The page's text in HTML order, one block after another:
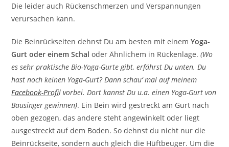
Die leider auch Rückenschmerzen und Verspannungen
verursachen kann.
Die Beinrückseiten dehnst Du am besten mit einemYoga-
Gurt oder einem Schal oder Ähnlichem in Rückenlage.(Wo
es sehr praktische Bio-Yoga-Gurte gibt, erfährst Du unten. Du
hast noch keinen Yoga-Gurt? Dann schau‘ mal auf meinem
Facebook-Profil vorbei. Dort kannst Du u.a. einen Yoga-Gurt von
Bausinger gewinnen). Ein Bein wird gestreckt am Gurt nach
oben gezogen, das andere steht angewinkelt oder liegt
ausgestreckt auf dem Boden. So dehnst du nicht nur die
Beinrückseite, sondern auch gleich die Hüftbeuger. Um die